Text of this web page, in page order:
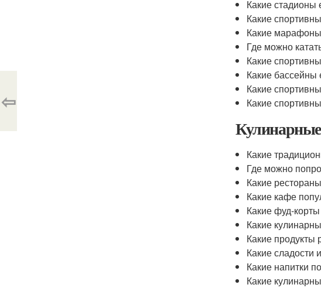
Какие стадионы
Какие
Какие
Где можно
Какие
Какие бассейны
Какие
Какие
Какие
Где можно
Какие
Какие кафе
Какие фуд-
Какие
Какие продукты
Какие сладости
Какие напитки
Какие
⇦